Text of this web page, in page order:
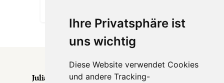
Ihre Privatsphäre ist
uns wichtig
Diese Website verwendet Cookies
und andere Tracking-
Julia & Erik